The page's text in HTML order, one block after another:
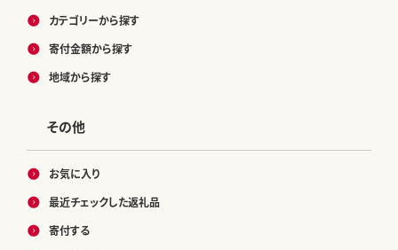
カテゴリーから探す
寄付金額から探す
地域から探す
その他
お気に入り
最近チェックした返礼品
寄付する